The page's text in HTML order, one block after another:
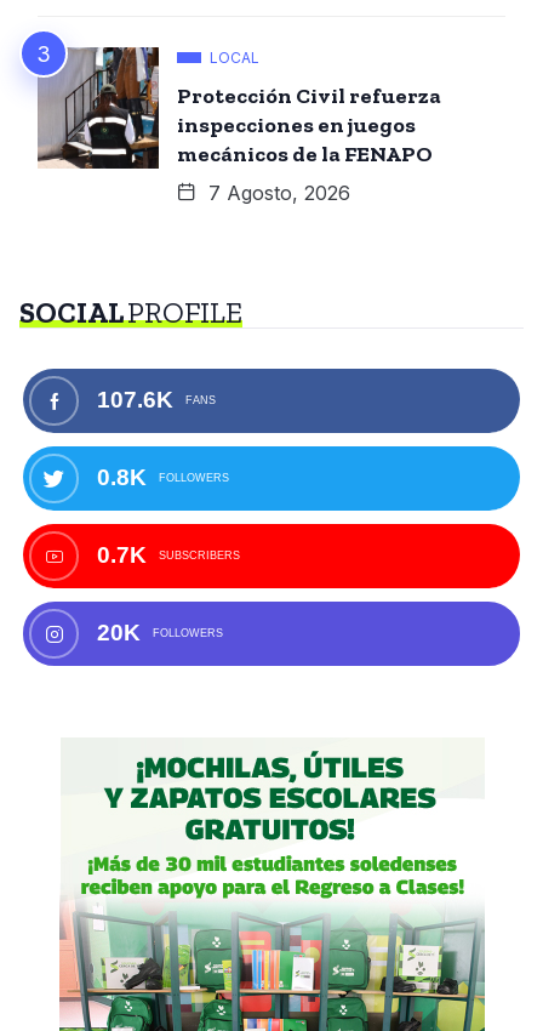
LOCAL
Protección Civil refuerza
inspecciones en juegos
mecánicos de la FENAPO
7 Agosto, 2026
SOCIALPROFILE
107.6K FANS
0.8K FOLLOWERS
0.7K SUBSCRIBERS
20K FOLLOWERS